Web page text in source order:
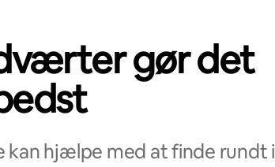
gør det
hjælpe med at finde rundt i